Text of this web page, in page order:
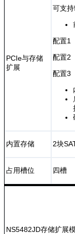
PCIe与存储
扩展
可支
配置1
配置2
配置3
内置存储 2块
占用槽位 四槽
NS5482JD存储扩展